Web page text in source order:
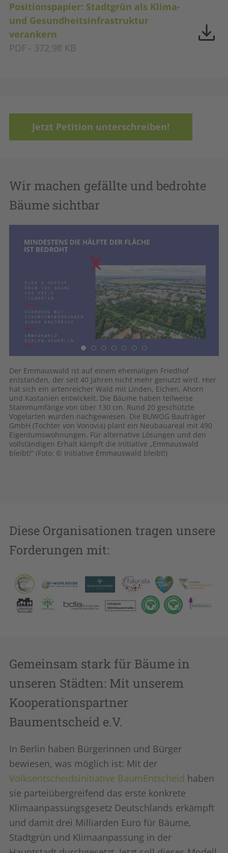
Positionspapier: Stadtgrün als Klima-
und Gesundheitsinfrastruktur
verankern
PDF - 372,98 KB
Jetzt Petition unterschreiben!
Wir machen gefällte und bedrohte
Bäume sichtbar
Der Emmauswald ist auf einem ehemaligen Friedhof
entstanden, der seit 40 Jahren nicht mehr genutzt wird. Hier
hat sich ein artenreicher Wald mit Linden, Eichen, Ahorn
und Kastanien entwickelt. Die Bäume haben teilweise
Stammumfänge von über 130 cm. Rund 20 geschützte
Vogelarten wurden nachgewiesen. Die BUWOG Bauträger
GmbH (Tochter von Vonovia) plant ein Neubauareal mit 490
Eigentumswohnungen. Für alternative Lösungen und den
vollständigen Erhalt kämpft die Initiative „Emmauswald
bleibt!“ (Foto: © Initiative Emmauswald bleibt!)
Diese Organisationen tragen unsere
Forderungen mit:
Gemeinsam stark für Bäume in
unseren Städten: Mit unserem
Kooperationspartner
Baumentscheid e.V.
In Berlin haben Bürgerinnen und Bürger
bewiesen, was möglich ist: Mit der
Volksentscheidsinitiative BaumEntscheid haben
sie parteiübergreifend das erste konkrete
Klimaanpassungsgesetz Deutschlands erkämpft
und damit drei Milliarden Euro für Bäume,
Stadtgrün und Klimaanpassung in der